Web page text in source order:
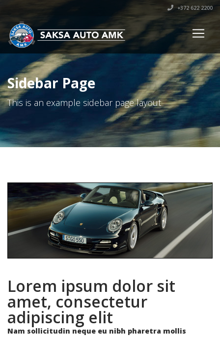
+372 622 2200
Sidebar Page
This is an example sidebar page layout
Lorem ipsum dolor sit
amet, consectetur
adipiscing elit
Nam sollicitudin neque eu nibh pharetra mollis